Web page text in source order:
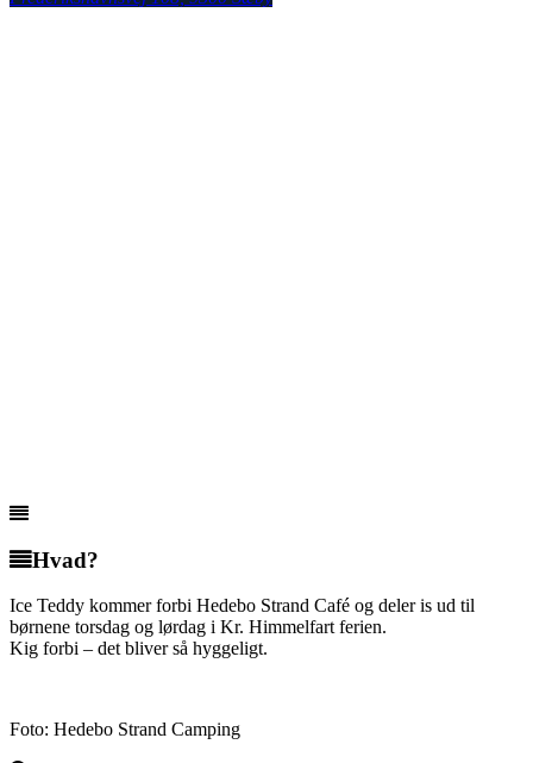
Hvad?
Ice Teddy kommer forbi Hedebo Strand Café og deler is ud til
børnene torsdag og lørdag i Kr. Himmelfart ferien.
Kig forbi – det bliver så hyggeligt.
Foto: Hedebo Strand Camping